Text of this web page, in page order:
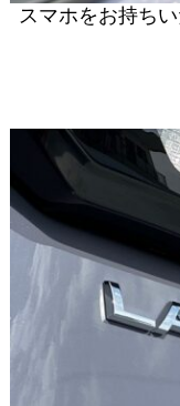
スマホをお持ち